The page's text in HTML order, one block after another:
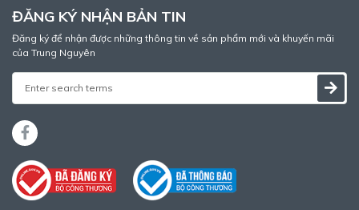
ĐĂNG KÝ NHẬN BẢN TIN
Đăng ký để nhận được những thông tin về sản phẩm mới và khuyến mãi
của Trung Nguyên